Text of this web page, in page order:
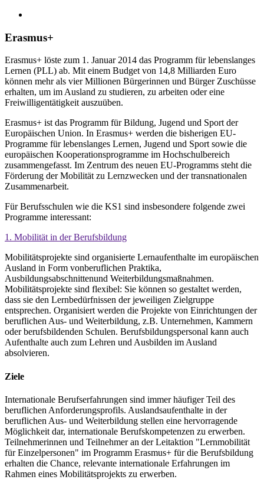
Erasmus+
Erasmus+ löste zum 1. Januar 2014 das Programm für lebenslanges
Lernen (PLL) ab. Mit einem Budget von 14,8 Milliarden Euro
können mehr als vier Millionen Bürgerinnen und Bürger Zuschüsse
erhalten, um im Ausland zu studieren, zu arbeiten oder eine
Freiwilligentätigkeit auszuüben.
Erasmus+ ist das Programm für Bildung, Jugend und Sport der
Europäischen Union. In Erasmus+ werden die bisherigen EU-
Programme für lebenslanges Lernen, Jugend und Sport sowie die
europäischen Kooperationsprogramme im Hochschulbereich
zusammengefasst. Im Zentrum des neuen EU-Programms steht die
Förderung der Mobilität zu Lernzwecken und der transnationalen
Zusammenarbeit.
Für Berufsschulen wie die KS1 sind insbesondere folgende zwei
Programme interessant:
1. Mobilität in der Berufsbildung
Mobilitätsprojekte sind organisierte Lernaufenthalte im europäischen
Ausland in Form vonberuflichen Praktika,
Ausbildungsabschnittenund Weiterbildungsmaßnahmen.
Mobilitätsprojekte sind flexibel: Sie können so gestaltet werden,
dass sie den Lernbedürfnissen der jeweiligen Zielgruppe
entsprechen. Organisiert werden die Projekte von Einrichtungen der
beruflichen Aus- und Weiterbildung, z.B. Unternehmen, Kammern
oder berufsbildenden Schulen. Berufsbildungspersonal kann auch
Aufenthalte auch zum Lehren und Ausbilden im Ausland
absolvieren.
Ziele
Internationale Berufserfahrungen sind immer häufiger Teil des
beruflichen Anforderungsprofils. Auslandsaufenthalte in der
beruflichen Aus- und Weiterbildung stellen eine hervorragende
Möglichkeit dar, internationale Berufskompetenzen zu erwerben.
Teilnehmerinnen und Teilnehmer an der Leitaktion "Lernmobilität
für Einzelpersonen" im Programm Erasmus+ für die Berufsbildung
erhalten die Chance, relevante internationale Erfahrungen im
Rahmen eines Mobilitätsprojekts zu erwerben.